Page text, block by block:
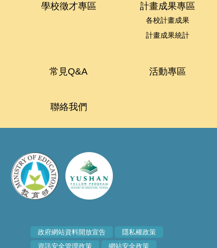
學校徵才專區 計畫成果專區
各校計畫成果
計畫成果統計
常見Q&A 活動專區
聯絡我們
政府網站資料開放宣告
隱私權政策
資訊安全管理政策
網站安全政策